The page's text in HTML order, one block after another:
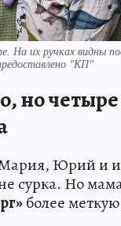
На их ручках видны
"КП"
но
Юрий и
сурка. Но
более